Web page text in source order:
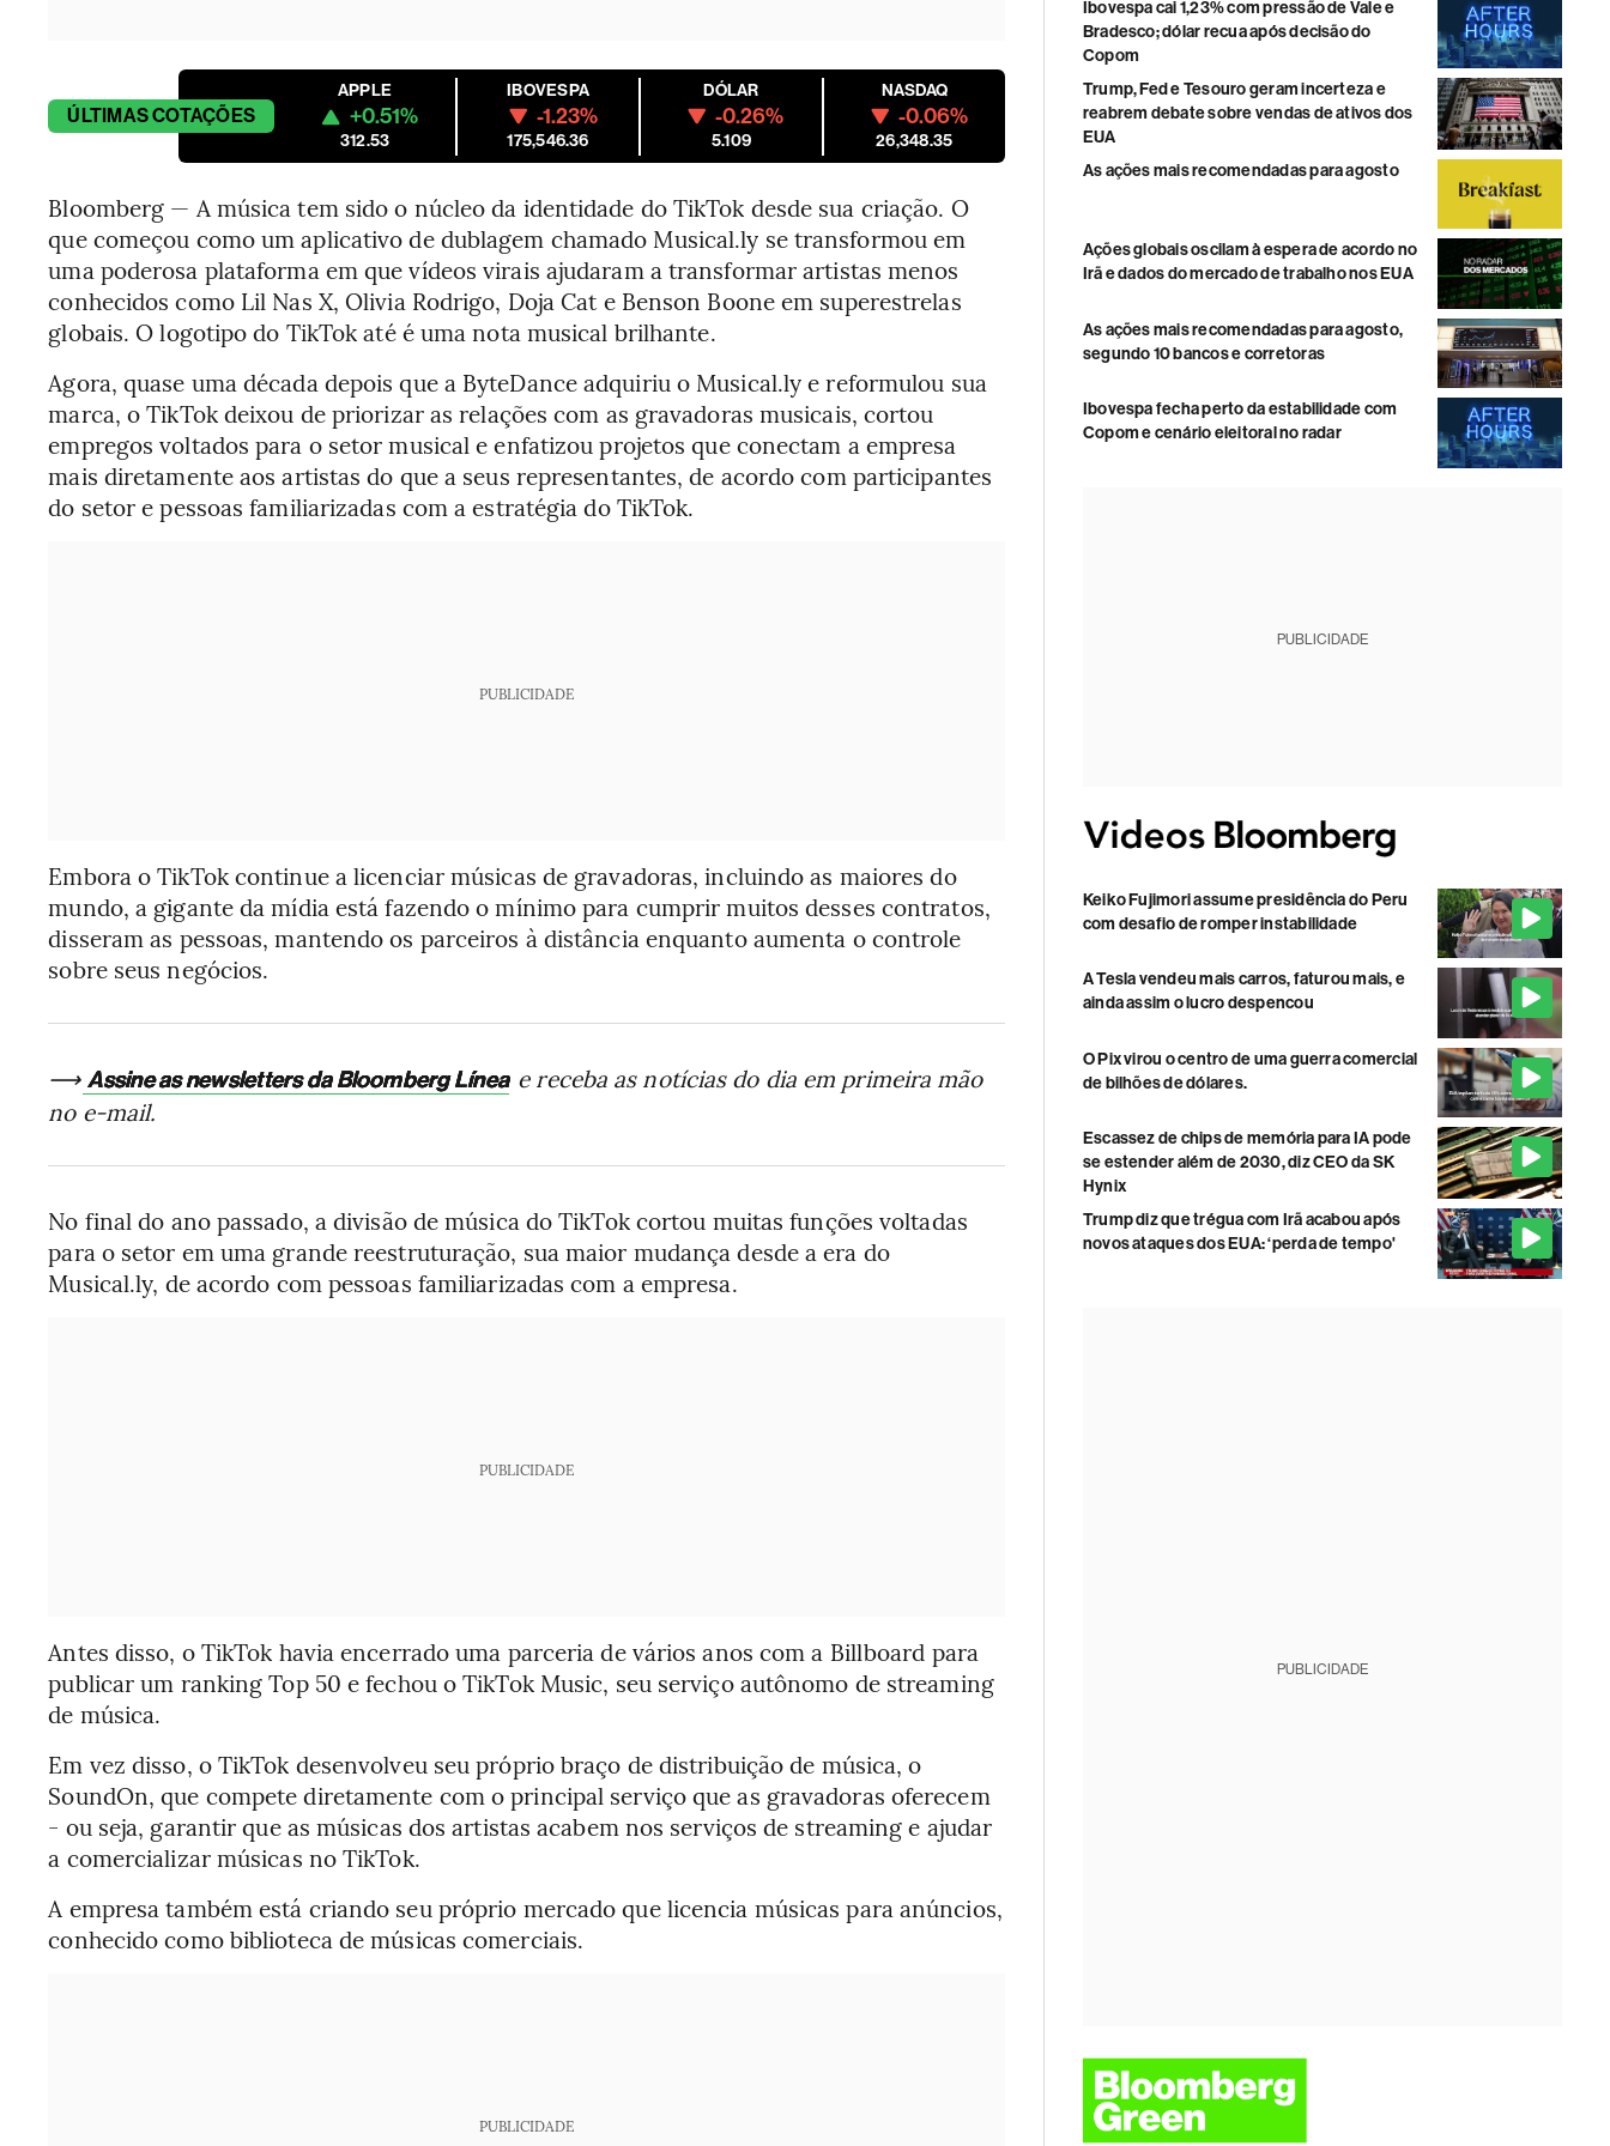
ÚLTIMASCOTAÇÕES
APPLE
+0.51%
312.53
IBOVESPA
-1.23%
175,546.36
DÓLAR
-0.26%
5.109
NASDAQ
-0.06%
26,348.35
Bloomberg — A música tem sido o núcleo da identidade do TikTok desde sua criação. O
que começou como um aplicativo de dublagem chamado Musical.ly se transformou em
uma poderosa plataforma em que vídeos virais ajudaram a transformar artistas menos
conhecidos como Lil Nas X, Olivia Rodrigo, Doja Cat e Benson Boone em superestrelas
globais. O logotipo do TikTok até é uma nota musical brilhante.
Agora, quase uma década depois que a ByteDance adquiriu o Musical.ly e reformulou sua
marca, o TikTok deixou de priorizar as relações com as gravadoras musicais, cortou
empregos voltados para o setor musical e enfatizou projetos que conectam a empresa
mais diretamente aos artistas do que a seus representantes, de acordo com participantes
do setor e pessoas familiarizadas com a estratégia do TikTok.
PUBLICIDADE
Embora o TikTok continue a licenciar músicas de gravadoras, incluindo as maiores do
mundo, a gigante da mídia está fazendo o mínimo para cumprir muitos desses contratos,
disseram as pessoas, mantendo os parceiros à distância enquanto aumenta o controle
sobre seus negócios.
⟶ Assine as newsletters da Bloomberg Línea e receba as notícias do dia em primeira mão
no e-mail.
No final do ano passado, a divisão de música do TikTok cortou muitas funções voltadas
para o setor em uma grande reestruturação, sua maior mudança desde a era do
Musical.ly, de acordo com pessoas familiarizadas com a empresa.
PUBLICIDADE
Antes disso, o TikTok havia encerrado uma parceria de vários anos com a Billboard para
publicar um ranking Top 50 e fechou o TikTok Music, seu serviço autônomo de streaming
de música.
Em vez disso, o TikTok desenvolveu seu próprio braço de distribuição de música, o
SoundOn, que compete diretamente com o principal serviço que as gravadoras oferecem
- ou seja, garantir que as músicas dos artistas acabem nos serviços de streaming e ajudar
a comercializar músicas no TikTok.
A empresa também está criando seu próprio mercado que licencia músicas para anúncios,
conhecido como biblioteca de músicas comerciais.
PUBLICIDADE
Ibovespa cai 1,23% com pressão de Vale e
Bradesco; dólar recua após decisão do
Copom
Trump, Fed e Tesouro geram incerteza e
reabrem debate sobre vendas de ativos dos
EUA
As ações mais recomendadas para agosto
Ações globais oscilam à espera de acordo no
Irã e dados do mercado de trabalho nos EUA
As ações mais recomendadas para agosto,
segundo 10 bancos e corretoras
Ibovespa fecha perto da estabilidade com
Copom e cenário eleitoral no radar
PUBLICIDADE
Keiko Fujimori assume presidência do Peru
com desafio de romper instabilidade
A Tesla vendeu mais carros, faturou mais, e
ainda assim o lucro despencou
O Pix virou o centro de uma guerra comercial
de bilhões de dólares.
Escassez de chips de memória para IA pode
se estender além de 2030, diz CEO da SK
Hynix
Trump diz que trégua com Irã acabou após
novos ataques dos EUA: ‘perda de tempo'
PUBLICIDADE